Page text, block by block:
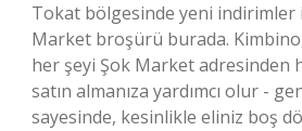
Tokat bölgesinde yeni indirimler
Market broşürü burada. Kimbino,
her şeyi Şok Market adresinden
satın almanıza yardımcı olur -
sayesinde, kesinlikle eliniz boş